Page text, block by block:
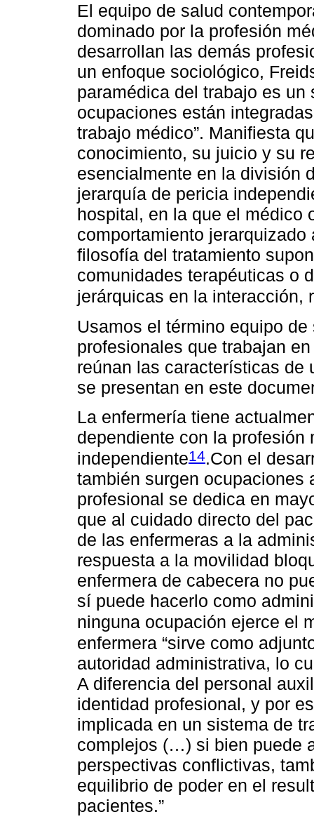
El equipo de salud
dominado por la profesión
desarrollan las demás
un enfoque sociológico,
paramédica del trabajo es
ocupaciones están
trabajo médico”. Manifiesta
conocimiento, su juicio y su
esencialmente en la división
jerarquía de pericia
hospital, en la que el médico
comportamiento
filosofía del tratamiento
comunidades terapéuticas o
jerárquicas en la interacción,
Usamos el término equipo
profesionales que trabajan
reúnan las características de
se presentan en este
La enfermería tiene
dependiente con la profesión
independiente14.Con el
también surgen ocupaciones
profesional se dedica en
que al cuidado directo del
de las enfermeras a la
respuesta a la movilidad
enfermera de cabecera no
sí puede hacerlo como
ninguna ocupación ejerce el
enfermera “sirve como
autoridad administrativa, lo
A diferencia del personal
identidad profesional, y por
implicada en un sistema de
complejos (…) si bien puede
perspectivas conflictivas,
equilibrio de poder en el
pacientes.”